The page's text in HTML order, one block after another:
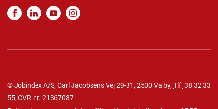
© Jobindex A/S, Carl Jacobsens Vej 29-31, 2500 Valby, Tlf. 38 32 33
55, CVR-nr. 21367087